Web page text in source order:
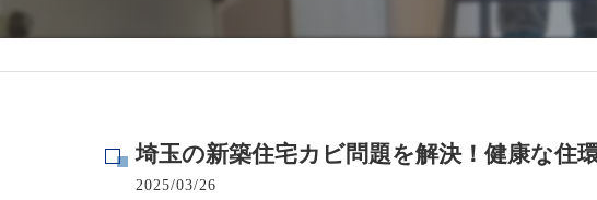
病院･クリニックのカビ取り
埼玉の新築住宅カビ問題を解決！健康な住
2025/03/26